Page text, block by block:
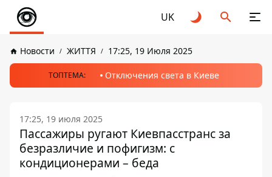
UK
Новости ЖИТТЯ 17:25, 19 Июля 2025
ТОПТЕМА: Отключения света в Киеве
17:25, 19 июля 2025
Пассажиры ругают Киевпасстранс за
безразличие и пофигизм: с
кондиционерами – беда